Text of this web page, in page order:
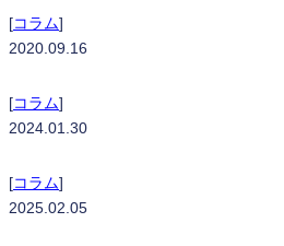
[コラム]
2020.09.16
[コラム]
2024.01.30
[コラム]
2025.02.05